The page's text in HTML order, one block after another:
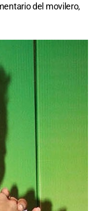
del movilero,